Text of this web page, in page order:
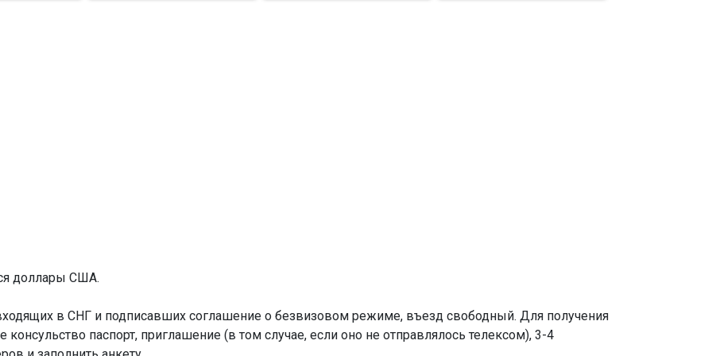
доллары США.
в СНГ и подписавших соглашение о безвизовом режиме, въезд свободный. Для получения
паспорт, приглашение (в том случае, если оно не отправлялось телексом), 3-4